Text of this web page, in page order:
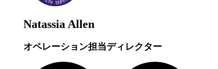
Natassia Allen
オペレーション担当ディレクター